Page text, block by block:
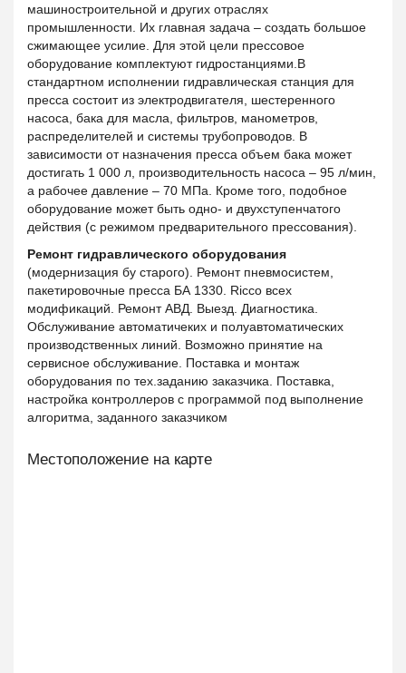
машиностроительной и других отраслях
промышленности. Их главная задача – создать большое
сжимающее усилие. Для этой цели прессовое
оборудование комплектуют гидростанциями.В
стандартном исполнении гидравлическая станция для
пресса состоит из электродвигателя, шестеренного
насоса, бака для масла, фильтров, манометров,
распределителей и системы трубопроводов. В
зависимости от назначения пресса объем бака может
достигать 1 000 л, производительность насоса – 95 л/мин,
а рабочее давление – 70 МПа. Кроме того, подобное
оборудование может быть одно- и двухступенчатого
действия (с режимом предварительного прессования).
Ремонт гидравлического оборудования
(модернизация бу старого). Ремонт пневмосистем,
пакетировочные пресса БА 1330. Ricco всех
модификаций. Ремонт АВД. Выезд. Диагностика.
Обслуживание автоматичеких и полуавтоматических
производственных линий. Возможно принятие на
сервисное обслуживание. Поставка и монтаж
оборудования по тех.заданию заказчика. Поставка,
настройка контроллеров с программой под выполнение
алгоритма, заданного заказчиком
Местоположение на карте